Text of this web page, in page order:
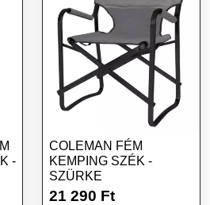
-
COLEMAN FÉM
KEMPING SZÉK -
SZÜRKE
21 290 Ft